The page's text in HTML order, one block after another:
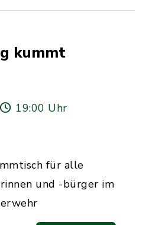
kummt
19:00 Uhr
für alle
und -bürger im